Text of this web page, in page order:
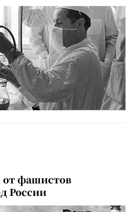
от фашистов
России